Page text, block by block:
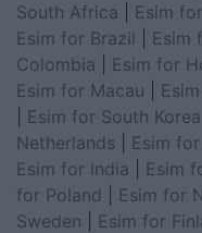
South Africa
Esim
Esim for Brazil
Esim
Colombia
Esim for
Esim for Macau
Esim for South Korea
Netherlands
Esim
Esim for India
Esim
for Poland
Esim for
Sweden
Esim for